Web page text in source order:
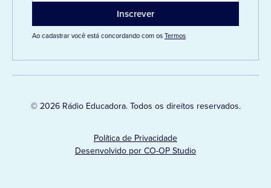
Ao cadastrar você está concordando com osTermos
© 2026 Rádio Educadora. Todos os direitos reservados.
Política de Privacidade
Desenvolvido por CO-OP Studio